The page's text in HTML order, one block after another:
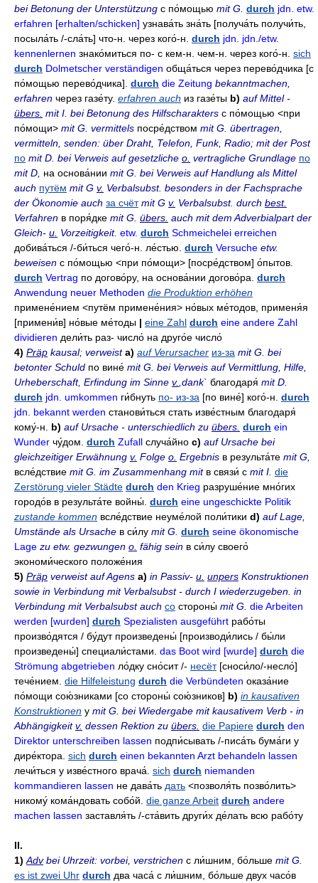
bei Betonung der Unterstützung с по́мощью mit G. durch jdn. etw.
erfahren [erhalten/schicken] узнава́ть зна́ть [получа́ть получи́ть,
посыла́ть /-сла́ть] что-н. через кого́-н. durch jdn. jdn./etw.
kennenlernen знако́миться по- с кем-н. чем-н. через кого́-н sich
durch Dolmetscher verständigen обща́ться через перево́дчика [с
по́мощью перево́дчика]. durch die Zeitung bekanntmachen,
erfahren через газе́ту. erfahren auch из газе́ты b) auf Mittel -
übers. mit I. bei Betonung des Hilfscharakters с по́мощью <при
по́мощи> mit G. vermittels посре́дством mit G. übertragen,
vermitteln, senden: über Draht, Telefon, Funk, Radio; mit der Post
по mit D. bei Verweis auf gesetzliche o. vertragliche Grundlage по
mit D, на основа́нии mit G. bei Verweis auf Handlung als Mittel
auch путём mit G v. Verbalsubst. besonders in der Fachsprache
der Ökonomie auch за счёт mit G v. Verbalsubst. durch best.
Verfahren в поря́дке mit G. übers. auch mit dem Adverbialpart der
Gleich- u. Vorzeitigkeit. etw. durch Schmeichelei erreichen
добива́ться /-би́ться чего́-н ле́стью durch Versuche etw.
beweisen с по́мощью <при по́мощи> [посре́дством] о́пытов
durch Vertrag по догово́ру, на основа́нии догово́ра durch
Anwendung neuer Methoden die Produktion erhöhen
примене́нием <путём примене́ния> но́вых ме́тодов применя́я
[примени́в] но́вые ме́тоды | eine Zahl durch eine andere Zahl
dividieren дели́ть раз- число́ на друго́е число́
4) Präp kausal; verweist a) auf Verursacher из-за mit G. bei
betonter Schuld по вине́ mit G. bei Verweis auf Vermittlung, Hilfe,
Urheberschaft, Erfindung im Sinne v. ,dank` благодаря́ mit D.
durch jdn. umkommen ги́бнуть по- из-за [по вине́] кого́-н durch
jdn. bekannt werden станови́ться стать изве́стным благодаря́
кому́-н. b) auf Ursache - unterschiedlich zu übers. durch ein
Wunder чу́дом durch Zufall случа́йно c) auf Ursache bei
gleichzeitiger Erwähnung v. Folge o. Ergebnis в результа́те mit G,
всле́дствие mit G. im Zusammenhang mit в связи́ с mit I. die
Zerstörung vieler Städte durch den Krieg разруше́ние мно́гих
городо́в в результа́те войны́ durch eine ungeschickte Politik
zustande kommen всле́дствие неуме́лой поли́тики d) auf Lage,
Umstände als Ursache в си́лу mit G. durch seine ökonomische
Lage zu etw. gezwungen o. fähig sein в си́лу своего́
экономи́ческого положе́ния
5) Präp verweist auf Agens a) in Passiv- u. unpers Konstruktionen
sowie in Verbindung mit Verbalsubst - durch I wiederzugeben. in
Verbindung mit Verbalsubst auch co стороны́ mit G. die Arbeiten
werden [wurden] durch Spezialisten ausgeführt рабо́ты
произво́дятся / бу́дут произведены́ [производи́лись / бы́ли
произведены́] специали́стами das Boot wird [wurde] durch die
Strömung abgetrieben ло́дку сно́сит/- несёт[сноси́ло/-несло́]
тече́нием. die Hilfeleistung durch die Verbündeten оказа́ние
по́мощи сою́зниками [со стороны́ сою́зников] b) in kausativen
Konstruktionen у mit G. bei Wiedergabe mit kausativem Verb - in
Abhängigkeitv. dessen Rektion zu übers. die Papiere durch den
Direktor unterschreiben lassen подпи́сывать /-писа́ть бума́ги у
дире́ктора sich durch einen bekannten Arzt behandeln lassen
лечи́ться у изве́стного врача́ sich durch niemanden
kommandieren lassen не дава́ть дать <позволя́ть позво́лить>
никому́ кома́ндовать собо́й. die ganze Arbeit durch andere
machen lassen заставля́ть /-ста́вить други́х де́лать всю рабо́ту
II.
1) Advbei Uhrzeit: vorbei, verstrichen с ли́шним бо́льше mit G.
es ist zwei Uhr durch два часа́ с ли́шним бо́льше двух часо́в